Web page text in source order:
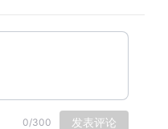
0/300 发表评论